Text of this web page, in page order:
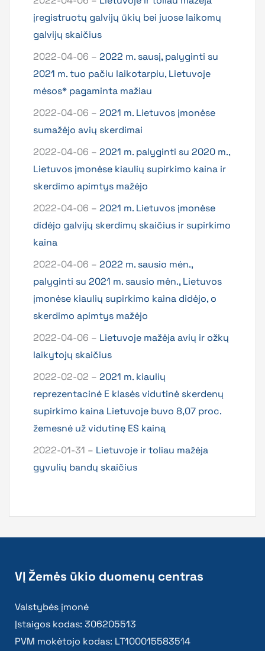
įregistruotų galvijų ūkių bei juose laikomų
galvijų skaičius
2022-04-06 – 2022 m. sausį, palyginti su
2021 m. tuo pačiu laikotarpiu, Lietuvoje
mėsos* pagaminta mažiau
2022-04-06 – 2021 m. Lietuvos įmonėse
sumažėjo avių skerdimai
2022-04-06 – 2021 m. palyginti su 2020 m.,
Lietuvos įmonėse kiaulių supirkimo kaina ir
skerdimo apimtys mažėjo
2022-04-06 – 2021 m. Lietuvos įmonėse
didėjo galvijų skerdimų skaičius ir supirkimo
kaina
2022-04-06 – 2022 m. sausio mėn.,
palyginti su 2021 m. sausio mėn., Lietuvos
įmonėse kiaulių supirkimo kaina didėjo, o
skerdimo apimtys mažėjo
2022-04-06 – Lietuvoje mažėja avių ir ožkų
laikytojų skaičius
2022-02-02 – 2021 m. kiaulių
reprezentacinė E klasės vidutinė skerdenų
supirkimo kaina Lietuvoje buvo 8,07 proc.
žemesnė už vidutinę ES kainą
2022-01-31 – Lietuvoje ir toliau mažėja
gyvulių bandų skaičius
VĮ Žemės ūkio duomenų centras
Valstybės įmonė
Įstaigos kodas: 306205513
PVM mokėtojo kodas: LT100015583514